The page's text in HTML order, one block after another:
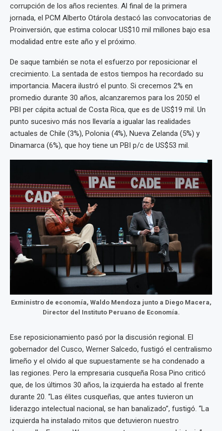
corrupción de los años recientes. Al final de la primera
jornada, el PCM Alberto Otárola destacó las convocatorias de
Proinversión, que estima colocar US$10 mil millones bajo esa
modalidad entre este año y el próximo.
De saque también se nota el esfuerzo por reposicionar el
crecimiento. La sentada de estos tiempos ha recordado su
importancia. Macera ilustró el punto. Si crecemos 2% en
promedio durante 30 años, alcanzaremos para los 2050 el
PBI per cápita actual de Costa Rica, que es de US$19 mil. Un
punto sucesivo más nos llevaría a igualar las realidades
actuales de Chile (3%), Polonia (4%), Nueva Zelanda (5%) y
Dinamarca (6%), que hoy tiene un PBI p/c de US$53 mil.
Exministro de economía, Waldo Mendoza junto a Diego Macera,
Director del Instituto Peruano de Economía.
Ese reposicionamiento pasó por la discusión regional. El
gobernador del Cusco, Werner Salcedo, fustigó el centralismo
limeño y el olvido al que supuestamente se ha condenado a
las regiones. Pero la empresaria cusqueña Rosa Pino criticó
que, de los últimos 30 años, la izquierda ha estado al frente
durante 20. “Las élites cusqueñas, que antes tuvieron un
liderazgo intelectual nacional, se han banalizado”, fustigó. “La
izquierda ha instalado mitos que detuvieron nuestro